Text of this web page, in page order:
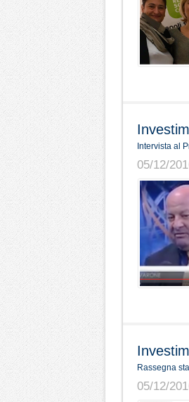
Intervista al
05/12/
Rassegna
05/12/